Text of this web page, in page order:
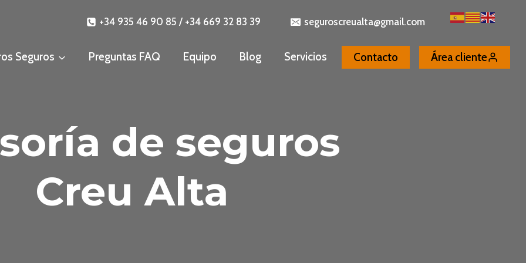
+34 935 46 90 85 / +34 669 32 83 39 seguroscreualta@gmail.com
Seguros Preguntas FAQ Equipo Blog Servicios Contacto Área cliente
de seguros
Creu Alta